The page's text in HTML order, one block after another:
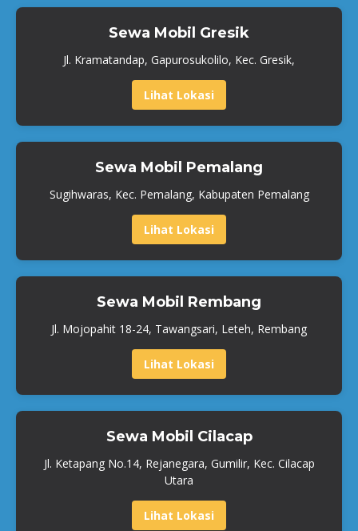
Sewa Mobil Gresik
Jl. Kramatandap, Gapurosukolilo, Kec. Gresik,
Lihat Lokasi
Sewa Mobil Pemalang
Sugihwaras, Kec. Pemalang, Kabupaten Pemalang
Lihat Lokasi
Sewa Mobil Rembang
Jl. Mojopahit 18-24, Tawangsari, Leteh, Rembang
Lihat Lokasi
Sewa Mobil Cilacap
Jl. Ketapang No.14, Rejanegara, Gumilir, Kec. Cilacap
Utara
Lihat Lokasi